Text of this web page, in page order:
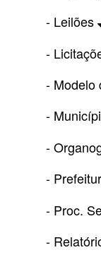
- Leilões
-
- Modelo
-
-
-
- Proc.
-